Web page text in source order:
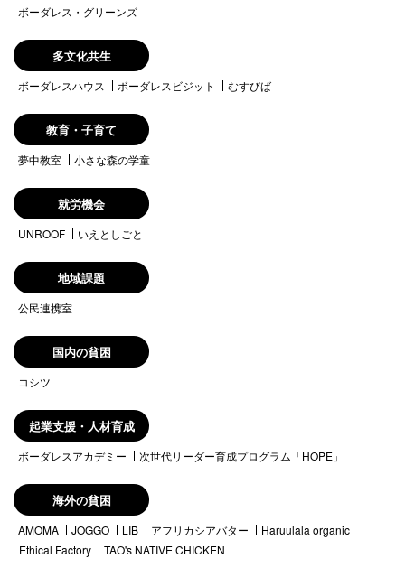
ボーダレス・グリーンズ
多文化共生
ボーダレスハウス ボーダレスビジット むすびば
教育・子育て
夢中教室 小さな森の学童
就労機会
UNROOF いえとしごと
地域課題
公民連携室
国内の貧困
コシツ
起業支援・人材育成
ボーダレスアカデミー 次世代リーダー育成プログラム「HOPE」
海外の貧困
AMOMA JOGGO LIB アフリカシアバター
Haruulala organic
Ethical Factory
TAO's NATIVE CHICKEN